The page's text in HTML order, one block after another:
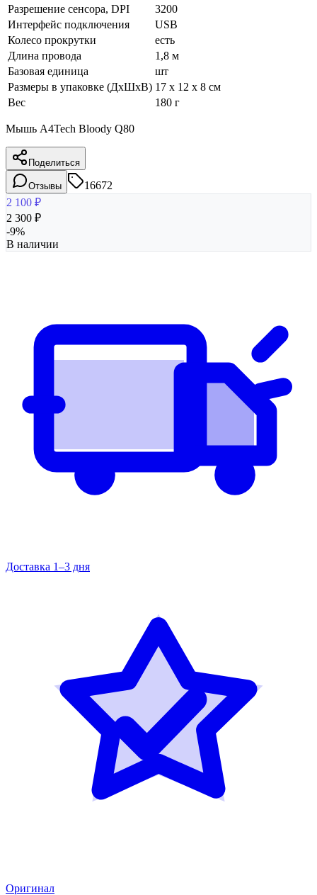
Разрешение сенсора, DPI
3200
Интерфейс подключения
USB
Колесо прокрутки
есть
Длина провода
1,8 м
Базовая единица
шт
Размеры в упаковке (ДхШхВ) 17 x 12 x 8 см
Вес
180 г
Мышь A4Tech Bloody Q80
Поделиться
Отзывы
16672
2 100 ₽
2 300 ₽
-9%
В наличии
Доставка 1–3 дня
Оригинал